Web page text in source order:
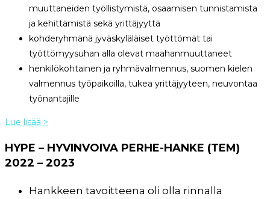
muuttaneiden työllistymistä, osaamisen tunnistamista
ja kehittämistä sekä yrittäjyyttä
kohderyhmänä jyväskyläläiset työttömät tai
työttömyysuhan alla olevat maahanmuuttaneet
henkilökohtainen ja ryhmävalmennus, suomen kielen
valmennus työpaikoilla, tukea yrittäjyyteen, neuvontaa
työnantajille
Lue lisää >
HYPE – HYVINVOIVA PERHE-HANKE (TEM)
2022 – 2023
Hankkeen tavoitteena oli olla rinnalla